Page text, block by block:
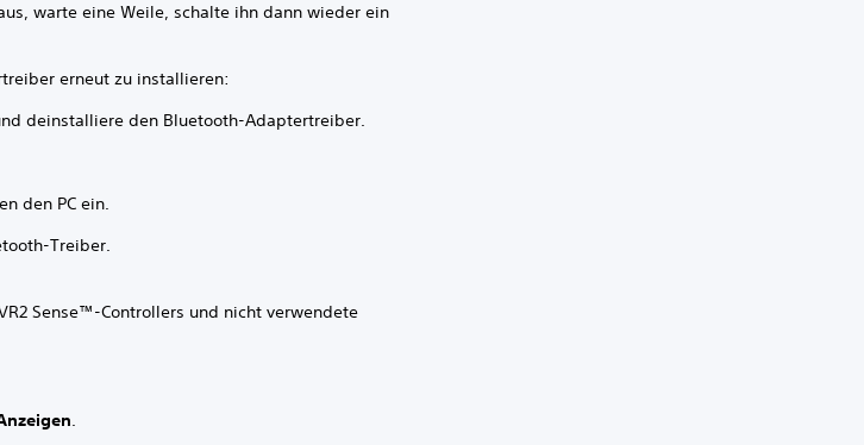
warte eine Weile, schalte ihn dann wieder ein
erneut zu installieren:
deinstalliere den Bluetooth-Adaptertreiber.
den PC ein.
Treiber.
Sense™-Controllers und nicht verwendete
.